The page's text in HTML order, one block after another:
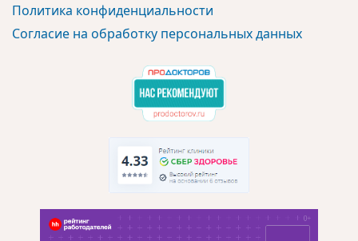
Политика конфиденциальности
Согласие на обработку персональных данных